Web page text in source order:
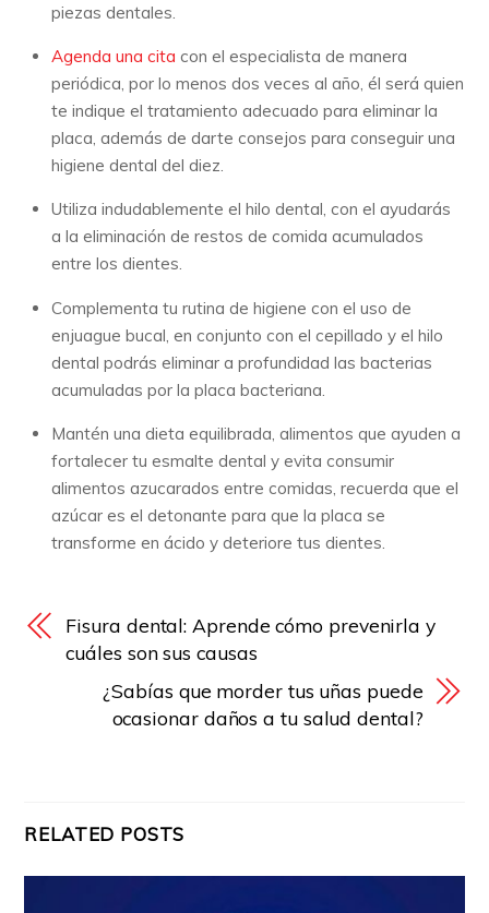
piezas dentales.
Agenda una cita con el especialista de manera
periódica, por lo menos dos veces al año, él será quien
te indique el tratamiento adecuado para eliminar la
placa, además de darte consejos para conseguir una
higiene dental del diez.
Utiliza indudablemente el hilo dental, con el ayudarás
a la eliminación de restos de comida acumulados
entre los dientes.
Complementa tu rutina de higiene con el uso de
enjuague bucal, en conjunto con el cepillado y el hilo
dental podrás eliminar a profundidad las bacterias
acumuladas por la placa bacteriana.
Mantén una dieta equilibrada, alimentos que ayuden a
fortalecer tu esmalte dental y evita consumir
alimentos azucarados entre comidas, recuerda que el
azúcar es el detonante para que la placa se
transforme en ácido y deteriore tus dientes.
Fisura dental: Aprende cómo prevenirla y
cuáles son sus causas
¿Sabías que morder tus uñas puede
ocasionar daños a tu salud dental?
RELATED POSTS